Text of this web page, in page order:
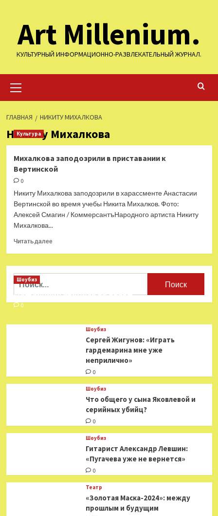
содержимому
Art Millenium.
КУЛЬТУРНЫЙ ИНФОРМАЦИОННО-РАЗВЛЕКАТЕЛЬНЫЙ ЖУРНАЛ.
меню
ГЛАВНАЯ НИКИТУ МИХАЛКОВА
Никиту Михалкова
Культура
Михалкова заподозрили в приставании к
Вертинской
0
Никиту Михалкова заподозрили в харассменте Анастасии
Вертинской во время учебы Никита Михалков. Фото:
Алексей Смагин / КоммерсантъНародного артиста Никиту
Михалкова...
Читать далееПрочитать
Михалкова
приставании
к
Найти:
Шоубиз
Мошенники взялись за звезд
0
Шоубиз
Сергей Жигунов: «Играть
гардемарина мне уже
неприлично»
0
Шоубиз
Что общего у сына Яковлевой и
серийных убийц?
0
Шоубиз
Гитарист Александр Левшин:
«Пугачева уже не вернется»
0
Театр
«Золотая Маска-2024»: между
прошлым и будущим